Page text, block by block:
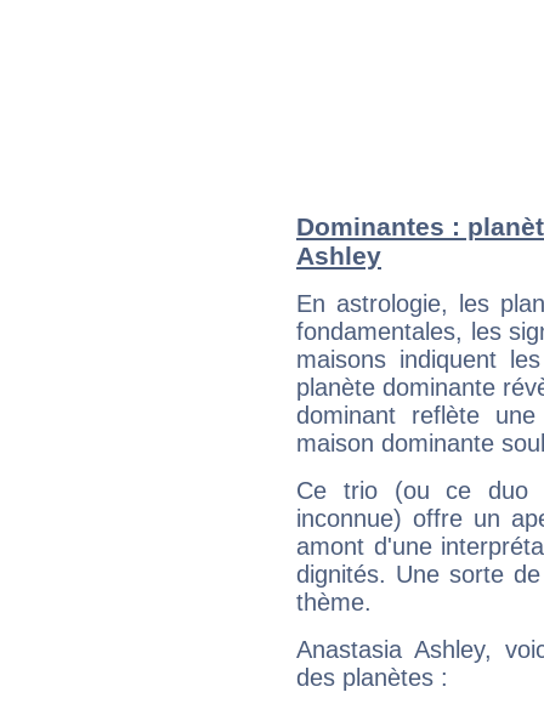
Dominantes :
Ashley
En astrologie, les
fondamentales, les
maisons indiquent
planète dominante
dominant reflète
maison dominante
Ce trio (ou ce duo
inconnue) offre un
amont d'une
dignités. Une sorte
thème.
Anastasia Ashley,
des planètes :